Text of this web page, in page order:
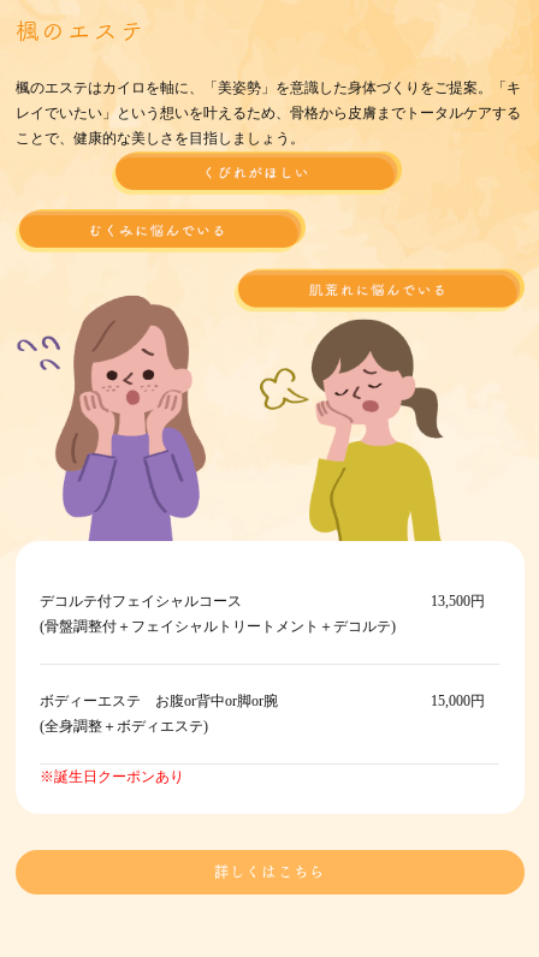
楓のエステ
楓のエステはカイロを軸に、「美姿勢」を意識した身体づくりをご提案。「キ
レイでいたい」という想いを叶えるため、骨格から皮膚までトータルケアする
ことで、健康的な美しさを目指しましょう。
デコルテ付フェイシャルコース
(骨盤調整付＋フェイシャルトリートメント＋デコルテ)
13,500円
ボディーエステ お腹or背中or脚or腕
(全身調整＋ボディエステ)
15,000円
※誕生日クーポンあり
詳しくはこちら